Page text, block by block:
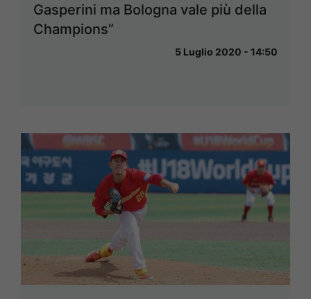
Gasperini ma Bologna vale più della
Champions”
5 Luglio 2020 - 14:50